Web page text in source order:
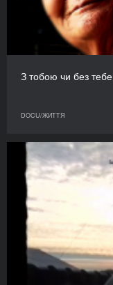
З тобою чи без тебе
DOCU/ЖИТТЯ